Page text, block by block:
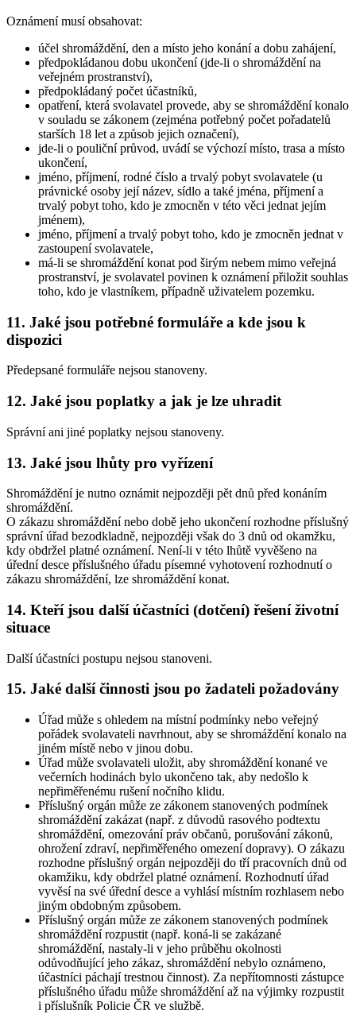
Oznámení musí obsahovat:
účel shromáždění, den a místo jeho konání a dobu zahájení,
předpokládanou dobu ukončení (jde-li o shromáždění na
veřejném prostranství),
předpokládaný počet účastníků,
opatření, která svolavatel provede, aby se shromáždění konalo
v souladu se zákonem (zejména potřebný počet pořadatelů
starších 18 let a způsob jejich označení),
jde-li o pouliční průvod, uvádí se výchozí místo, trasa a místo
ukončení,
jméno, příjmení, rodné číslo a trvalý pobyt svolavatele (u
právnické osoby její název, sídlo a také jména, příjmení a
trvalý pobyt toho, kdo je zmocněn v této věci jednat jejím
jménem),
jméno, příjmení a trvalý pobyt toho, kdo je zmocněn jednat v
zastoupení svolavatele,
má-li se shromáždění konat pod širým nebem mimo veřejná
prostranství, je svolavatel povinen k oznámení přiložit souhlas
toho, kdo je vlastníkem, případně uživatelem pozemku.
11. Jaké jsou potřebné formuláře a kde jsou k
dispozici
Předepsané formuláře nejsou stanoveny.
12. Jaké jsou poplatky a jak je lze uhradit
Správní ani jiné poplatky nejsou stanoveny.
13. Jaké jsou lhůty pro vyřízení
Shromáždění je nutno oznámit nejpozději pět dnů před konáním
shromáždění.
O zákazu shromáždění nebo době jeho ukončení rozhodne příslušný
správní úřad bezodkladně, nejpozději však do 3 dnů od okamžku,
kdy obdržel platné oznámení. Není-li v této lhůtě vyvěšeno na
úřední desce příslušného úřadu písemné vyhotovení rozhodnutí o
zákazu shromáždění, lze shromáždění konat.
14. Kteří jsou další účastníci (dotčení) řešení životní
situace
Další účastníci postupu nejsou stanoveni.
15. Jaké další činnosti jsou po žadateli požadovány
Úřad může s ohledem na místní podmínky nebo veřejný
pořádek svolavateli navrhnout, aby se shromáždění konalo na
jiném místě nebo v jinou dobu.
Úřad může svolavateli uložit, aby shromáždění konané ve
večerních hodinách bylo ukončeno tak, aby nedošlo k
nepřiměřenému rušení nočního klidu.
Příslušný orgán může ze zákonem stanovených podmínek
shromáždění zakázat (např. z důvodů rasového podtextu
shromáždění, omezování práv občanů, porušování zákonů,
ohrožení zdraví, nepřiměřeného omezení dopravy). O zákazu
rozhodne příslušný orgán nejpozději do tří pracovních dnů od
okamžiku, kdy obdržel platné oznámení. Rozhodnutí úřad
vyvěsí na své úřední desce a vyhlásí místním rozhlasem nebo
jiným obdobným způsobem.
Příslušný orgán může ze zákonem stanovených podmínek
shromáždění rozpustit (např. koná-li se zakázané
shromáždění, nastaly-li v jeho průběhu okolnosti
odůvodňující jeho zákaz, shromáždění nebylo oznámeno,
účastníci páchají trestnou činnost). Za nepřítomnosti zástupce
příslušného úřadu může shromáždění až na výjimky rozpustit
i příslušník Policie ČR ve službě.